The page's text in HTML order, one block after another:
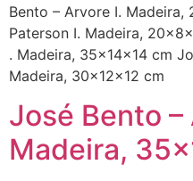
Bento – Arvore I.
Paterson I. Madeira,
. Madeira, 35x14x14 cm
Madeira, 30x12x12 cm
José Bento –
Madeira,